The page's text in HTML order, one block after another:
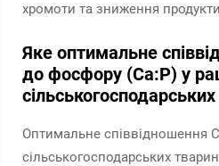
хромоти та зниження
Яке оптимальне
до фосфору (Ca:P) у
Оптимальне співвідношення
сільськогосподарських